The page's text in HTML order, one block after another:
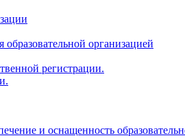
организацией
регистрации.
и оснащенность